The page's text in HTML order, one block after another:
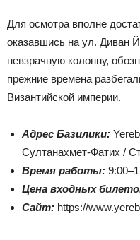
Для осмотра вполне
оказавшись на ул. Диван
невзрачную колонну,
прежние времена
Византийской империи.
Адрес Базилики:
Султанахмет-Фатих /
Время работы:
Цена входных
Сайт: https://